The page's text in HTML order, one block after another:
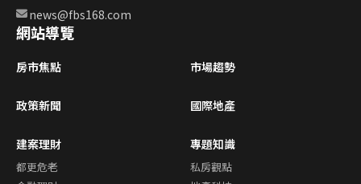
news@fbs168.com
網站導覽
房市焦點 市場趨勢
政策新聞 國際地產
建案理財
都更危老
專題知識
私房觀點